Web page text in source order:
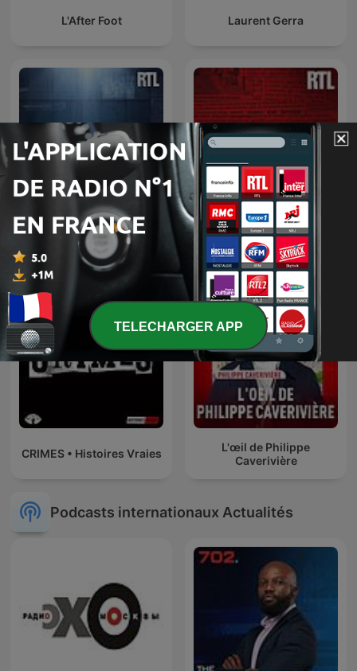
L'After Foot Laurent Gerra
Enquêtes criminelles
L’heure du crime : les
archives de Jacques
Pradel
CRIMES • Histoires Vraies
L'œil de Philippe
Caverivière
Podcasts internationaux Actualités
TELECHARGER APP